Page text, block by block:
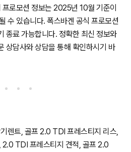
로모션 정보는 2025년 10월 기준이
수 있습니다. 폭스바겐 공식 프로모션
종료 가능합니다. 정확한 최신 정보와
상담사와 상담을 통해 확인하시기 바
렌트, 골프 2.0 TDI 프레스티지 리스,
TDI 프레스티지 견적, 골프 2.0